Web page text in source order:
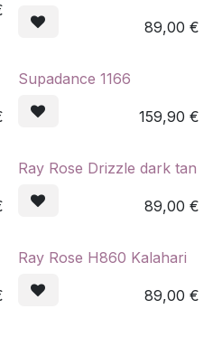
89,00 €
Supadance 1166
159,90 €
Ray Rose Drizzle dark tan
89,00 €
Ray Rose H860 Kalahari
89,00 €